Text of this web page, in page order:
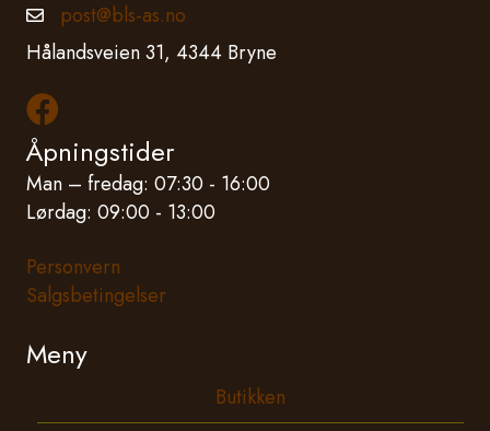
Epostadresse
post@bls-as.no
Hålandsveien 31, 4344 Bryne
Les mer om oss på Facebook
Åpningstider
Man – fredag: 07:30 - 16:00
Lørdag: 09:00 - 13:00
Personvern
Salgsbetingelser
Meny
Butikken